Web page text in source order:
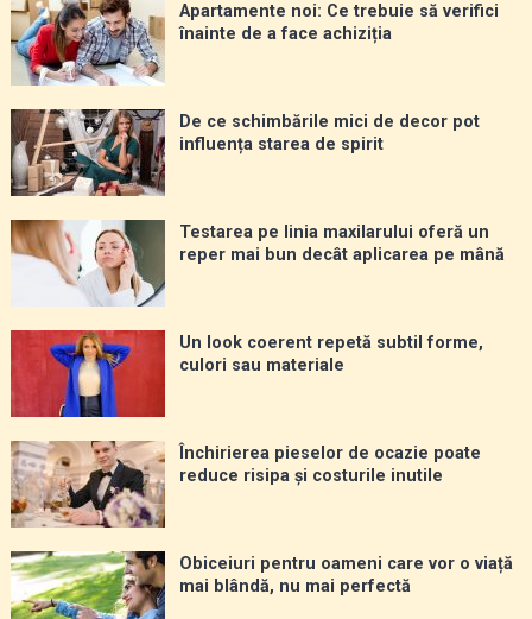
Apartamente noi: Ce trebuie să verifici
înainte de a face achiziția
De ce schimbările mici de decor pot
influența starea de spirit
Testarea pe linia maxilarului oferă un
reper mai bun decât aplicarea pe mână
Un look coerent repetă subtil forme,
culori sau materiale
Închirierea pieselor de ocazie poate
reduce risipa și costurile inutile
Obiceiuri pentru oameni care vor o viață
mai blândă, nu mai perfectă